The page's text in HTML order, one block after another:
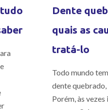
Dente
quais as
tratá-lo
Todo mundo
dente quebrado,
Porém, às vezes